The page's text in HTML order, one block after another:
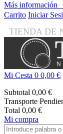
Más información
Carrito Iniciar
TIENDA DE
Mi Cesta 0 0,00 €
Subtotal 0,00 €
Transporte
Total 0,00 €
Mi compra